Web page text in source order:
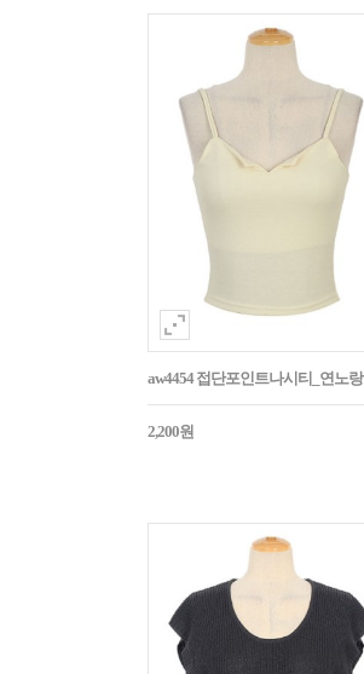
aw4454 접단포인트나시티_연노랑
2,200원